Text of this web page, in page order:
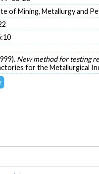
of Mining, Metallurgy and
New method for testing
for the Metallurgical